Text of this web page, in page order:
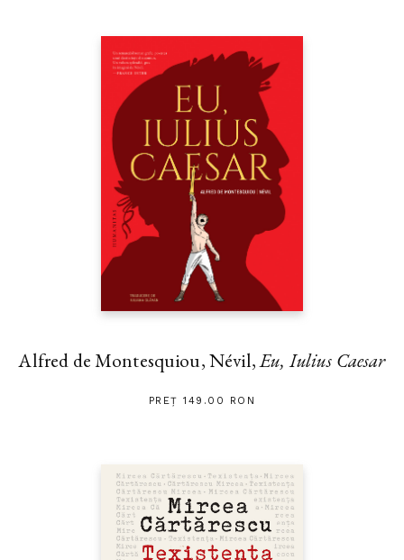
Alfred de Montesquiou, Névil,Eu, Iulius Caesar
PREȚ 149.00 RON